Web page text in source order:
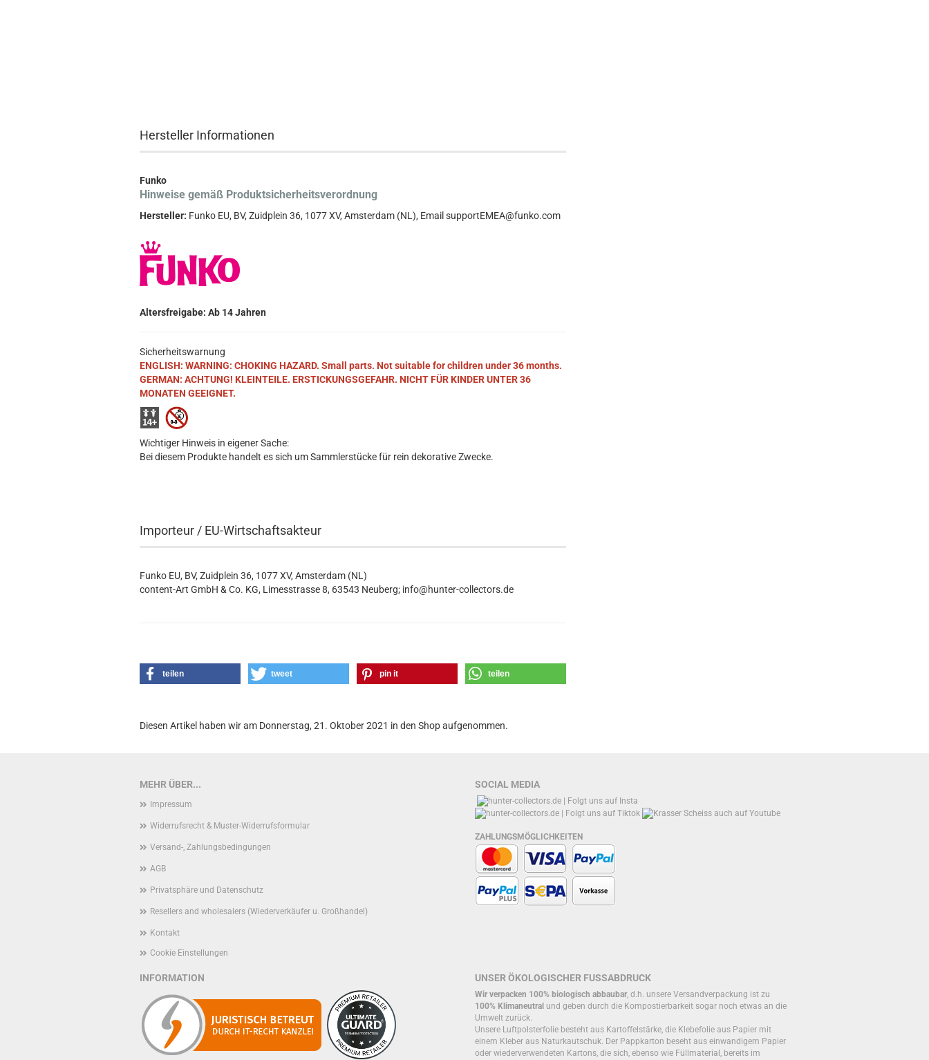
Hersteller Informationen
Funko
Hinweise gemäß Produktsicherheitsverordnung
Hersteller: Funko EU, BV, Zuidplein 36, 1077 XV, Amsterdam (NL), Email supportEMEA@funko.com
Altersfreigabe: Ab 14 Jahren
Sicherheitswarnung
ENGLISH: WARNING: CHOKING HAZARD. Small parts. Not suitable for children under 36 months.
GERMAN: ACHTUNG! KLEINTEILE. ERSTICKUNGSGEFAHR. NICHT FÜR KINDER UNTER 36
MONATEN GEEIGNET.
Wichtiger Hinweis in eigener Sache:
Bei diesem Produkte handelt es sich um Sammlerstücke für rein dekorative Zwecke.
Importeur / EU-Wirtschaftsakteur
Funko EU, BV, Zuidplein 36, 1077 XV, Amsterdam (NL)
content-Art GmbH & Co. KG, Limesstrasse 8, 63543 Neuberg; info@hunter-collectors.de
teilen tweet pin it teilen
Diesen Artikel haben wir am Donnerstag, 21. Oktober 2021 in den Shop aufgenommen.
MEHR ÜBER...
Impressum
Widerrufsrecht & Muster-Widerrufsformular
Versand-, Zahlungsbedingungen
AGB
Privatsphäre und Datenschutz
Resellers and wholesalers (Wiederverkäufer u. Großhandel)
Kontakt
Cookie Einstellungen
SOCIAL MEDIA
ZAHLUNGSMÖGLICHKEITEN
INFORMATION UNSER ÖKOLOGISCHER FUSSABDRUCK
Wir verpacken 100% biologisch abbaubar, d.h. unsere Versandverpackung ist zu
100% Klimaneutral und geben durch die Kompostierbarkeit sogar noch etwas an die
Umwelt zurück.
Unsere Luftpolsterfolie besteht aus Kartoffelstärke, die Klebefolie aus Papier mit
einem Kleber aus Naturkautschuk. Der Pappkarton beseht aus einwandigem Papier
oder wiederverwendeten Kartons, die sich, ebenso wie Füllmaterial, bereits im